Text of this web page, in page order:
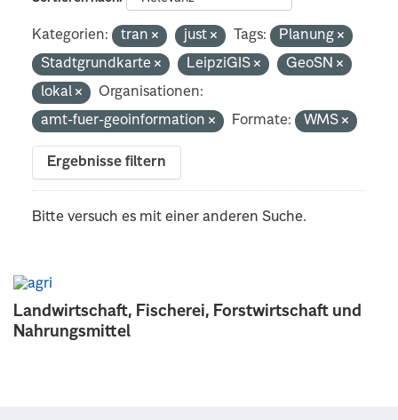
Landwirtschaft, Fischerei, Forstwirtschaft und
Nahrungsmittel
Kategorien: tran just Tags:
Planung
Stadtgrundkarte
LeipziGIS
GeoSN
lokal
Organisationen:
amt-fuer-geoinformation
Formate: WMS
Ergebnisse filtern
Bitte versuch es mit einer anderen Suche.